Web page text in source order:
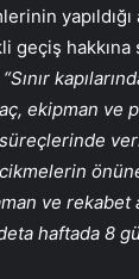
yapıldığı
geçiş
“Sınır
ekipman ve
ve rekabet
haftada 8